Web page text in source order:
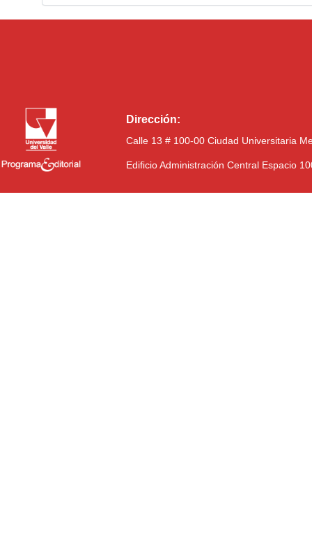
Dirección:
Calle 13 # 100-00 Ciudad Universitaria
Edificio Administración Central Espacio